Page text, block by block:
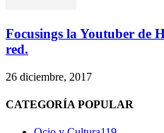
Focusings la Youtuber de
red.
26 diciembre, 2017
CATEGORÍA POPULAR